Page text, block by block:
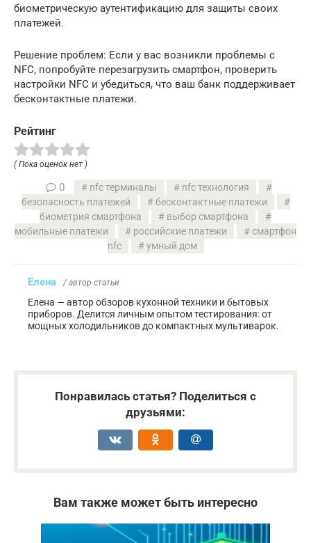
биометрическую аутентификацию для защиты своих
платежей.
Решение проблем: Если у вас возникли проблемы с
NFC, попробуйте перезагрузить смартфон, проверить
настройки NFC и убедиться, что ваш банк поддерживает
бесконтактные платежи.
Рейтинг
( Пока оценок нет )
0 nfc терминалы
nfc технология
безопасность платежей
бесконтактные платежи
биометрия смартфона
выбор смартфона
мобильные платежи
российские платежи
смартфон
nfc
умный дом
Елена / автор статьи
Елена — автор обзоров кухонной техники и бытовых
приборов. Делится личным опытом тестирования: от
мощных холодильников до компактных мультиварок.
Понравилась статья? Поделиться с
друзьями:
Вам также может быть интересно